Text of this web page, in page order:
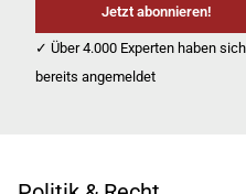
Jetzt abonnieren!
✓ Über 4.000 Experten haben sich
bereits angemeldet